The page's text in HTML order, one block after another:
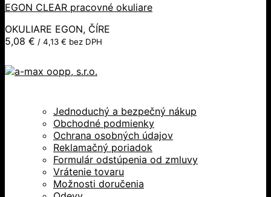
EGON CLEAR pracovné okuliare
OKULIARE EGON, ČÍRE
5,08 € / 4,13 € bez DPH
Jednoduchý a bezpečný nákup
Obchodné podmienky
Ochrana osobných údajov
Reklamačný poriadok
Formulár odstúpenia od zmluvy
Vrátenie tovaru
Možnosti doručenia